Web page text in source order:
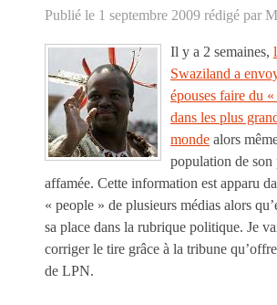
Publié le 1 septembre 2009 rédigé par
Il y a 2 semaines,
Swaziland a
épouses faire du
dans les plus
monde alors
population de son
affamée. Cette information est apparu
« people » de plusieurs médias alors
sa place dans la rubrique politique. Je
corriger le tire grâce à la tribune
de LPN.